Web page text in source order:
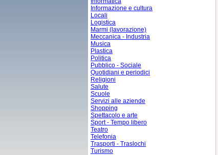
Informazione e cultura
Locali
Logistica
Marmi (lavorazione)
Meccanica - Industria
Musica
Plastica
Politica
Pubblico - Sociale
Quotidiani e periodici
Religioni
Salute
Scuole
Servizi alle aziende
Shopping
Spettacolo e arte
Sport - Tempo libero
Teatro
Telefonia
Trasporti - Traslochi
Turismo